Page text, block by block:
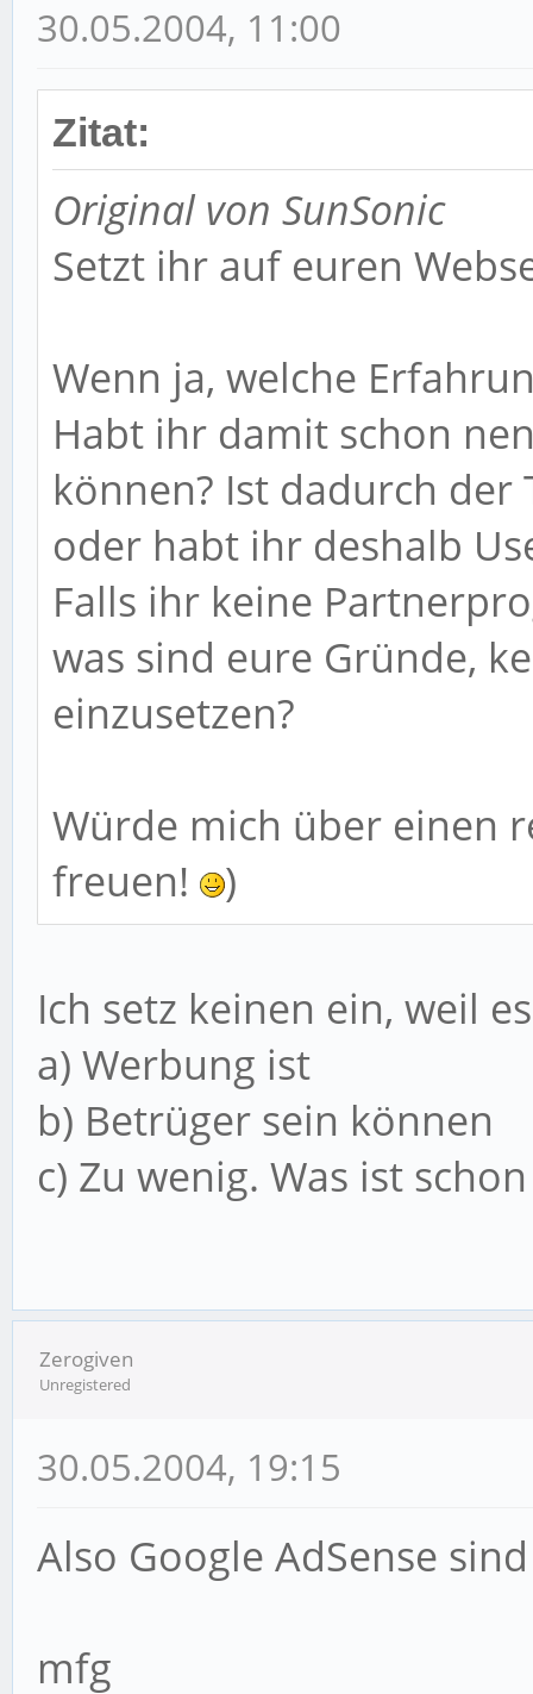
30.05.2004, 11:00
Zitat:
Original von SunSonic
Setzt ihr auf euren
Wenn ja, welche
Habt ihr damit schon
können? Ist dadurch der
oder habt ihr deshalb
Falls ihr keine
was sind eure Gründe,
einzusetzen?
Würde mich über einen
freuen!
)
Ich setz keinen ein, weil es
a) Werbung ist
b) Betrüger sein können
c) Zu wenig. Was ist
Zerogiven
Unregistered
30.05.2004, 19:15
Also Google AdSense
mfg